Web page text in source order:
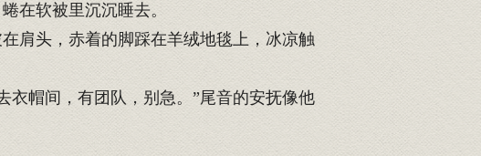
在软被里沉沉睡去。
肩头，赤着的脚踩在羊绒地毯上，冰凉触
帽间，有团队，别急。”尾音的安抚像他